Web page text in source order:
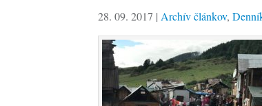
28. 09. 2017 | Archív článkov,